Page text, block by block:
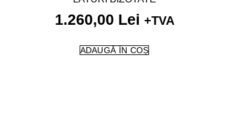
1.260,00 Lei +TVA
ADAUGĂ ÎN COȘ